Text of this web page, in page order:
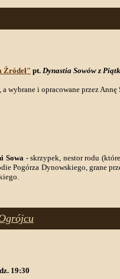
Źródeł" pt. Dynastia Sowów z
wybrane i opracowane przez
Sowa - skrzypek, nestor rodu
Pogórza Dynowskiego, grane
19:30